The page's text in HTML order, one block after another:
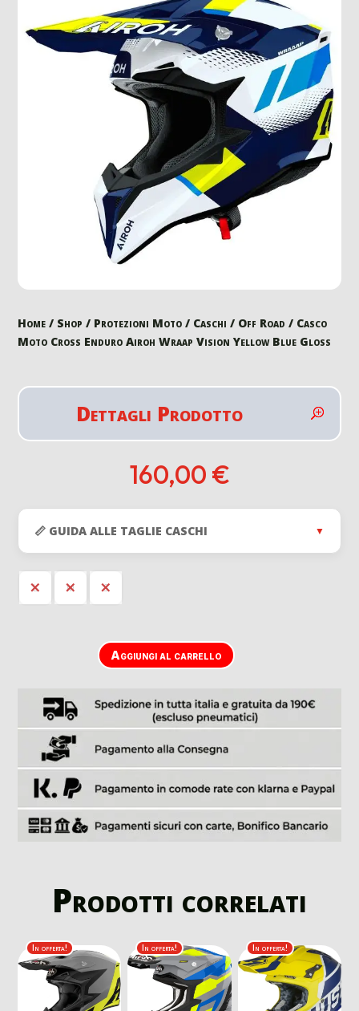
Home / Shop / Protezioni Moto / Caschi / Off Road / Casco
Moto Cross Enduro Airoh Wraap Vision Yellow Blue Gloss
Dettagli Prodotto
160,00 €
📏 GUIDA ALLE TAGLIE CASCHI ▼
L M S
Aggiungi al carrello
Prodotti correlati
In offerta! In offerta! In offerta!